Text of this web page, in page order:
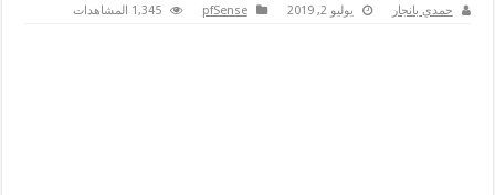
حمدي بانجار يوليو 2, 2019 pfSense 1,345 المشاهدات